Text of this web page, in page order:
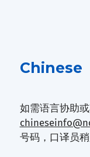
Chinese
如需语言协助
号码，口译员稍